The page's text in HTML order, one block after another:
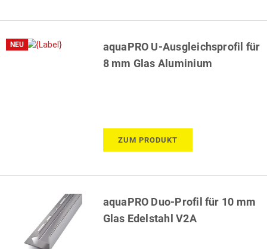
NEU
aquaPRO U-Ausgleichsprofil für
8 mm Glas Aluminium
ZUM PRODUKT
aquaPRO Duo-Profil für 10 mm
Glas Edelstahl V2A